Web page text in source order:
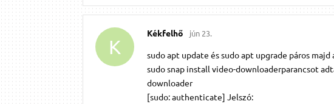
K
Kékfelhő jún 23.
sudo apt update és sudo apt upgrade páros
sudo snap install video-downloaderparancsot
downloader
[sudo: authenticate] Jelszó: